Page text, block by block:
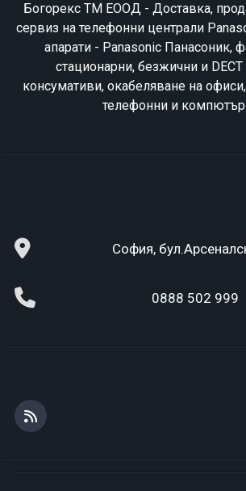
Богорекс ТМ ЕООД - Доставка,
сервиз на телефонни централи
апарати - Panasonic Панасоник,
стационарни, безжични и
консумативи, окабеляване на
телефонни и
София,
0888 502 999